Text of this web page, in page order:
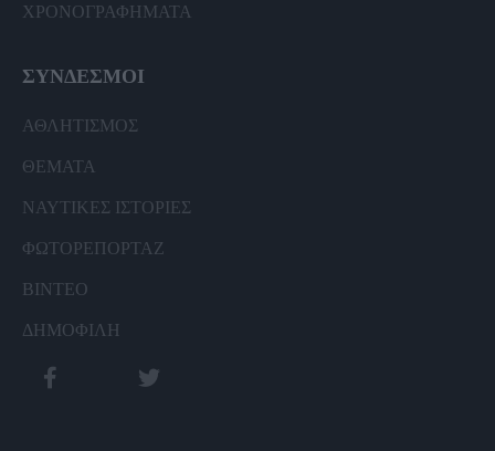
ΧΡΟΝΟΓΡΑΦΗΜΑΤΑ
ΣΥΝΔΕΣΜΟΙ
ΑΘΛΗΤΙΣΜΟΣ
ΘΕΜΑΤΑ
ΝΑΥΤΙΚΕΣ ΙΣΤΟΡΙΕΣ
ΦΩΤΟΡΕΠΟΡΤΑΖ
ΒΙΝΤΕΟ
ΔΗΜΟΦΙΛΗ